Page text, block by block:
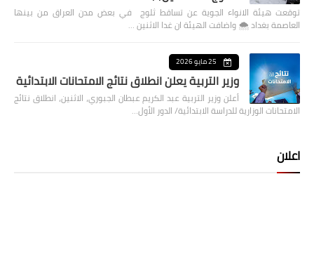
توقعت هيئة الانواء الجوية عن تساقط ثلوج في بعض مدن العراق من بينها
العاصمة بغداد ⁦🌨️⁩ واضافت الهيئة ان غدا الاثنين …
25 مايو 2026
وزير التربية يعلن انطلاق نتائج الامتحانات الابتدائية
أعلن وزير التربية عبد الكريم عبطان الجبوري، الاثنين، انطلاق نتائج
الامتحانات الوزارية للدراسة الابتدائية/ الدور الأول…
اعلان